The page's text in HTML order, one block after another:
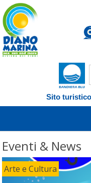
Sito
Eventi & News
Arte e Cultura